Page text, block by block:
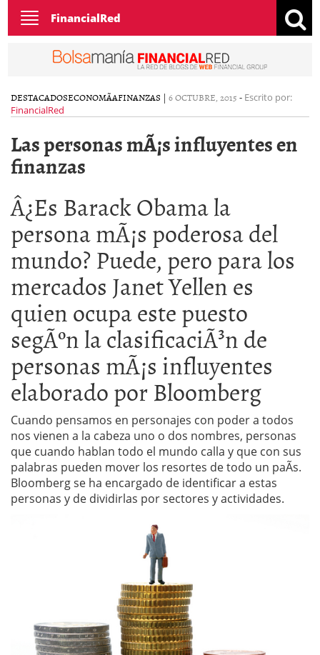
Toggle
navigation
FinancialRed
DESTACADOSECONOMÃ­AFINANZAS | 6 OCTUBRE, 2015 - Escrito por:
FinancialRed
Las personas mÃ¡s influyentes en
finanzas
Â¿Es Barack Obama la
persona mÃ¡s poderosa del
mundo? Puede, pero para los
mercados Janet Yellen es
quien ocupa este puesto
segÃºn la clasificaciÃ³n de
personas mÃ¡s influyentes
elaborado por Bloomberg
Cuando pensamos en personajes con poder a todos
nos vienen a la cabeza uno o dos nombres, personas
que cuando hablan todo el mundo calla y que con sus
palabras pueden mover los resortes de todo un paÃ­s.
Bloomberg se ha encargado de identificar a estas
personas y de dividirlas por sectores y actividades.